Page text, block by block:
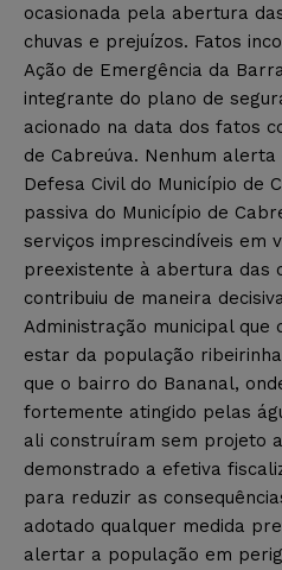
ocasionada pela abertura
chuvas e prejuízos. Fatos
Ação de Emergência da
integrante do plano de
acionado na data dos fatos
de Cabreúva. Nenhum
Defesa Civil do Município de
passiva do Município de
serviços imprescindíveis em
preexistente à abertura das
contribuiu de maneira
Administração municipal
estar da população
que o bairro do Bananal,
fortemente atingido pelas
ali construíram sem projeto
demonstrado a efetiva
para reduzir as
adotado qualquer medida
alertar a população em